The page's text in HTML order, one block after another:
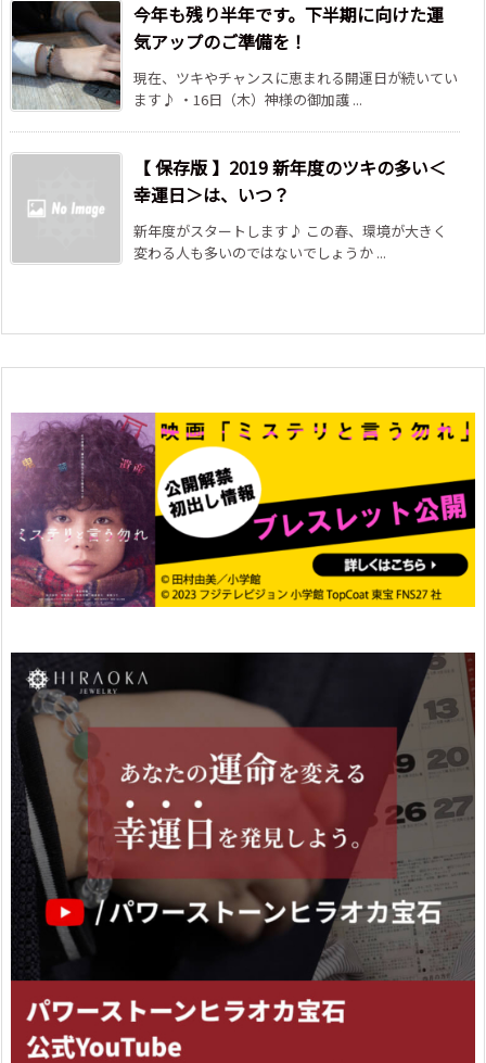
今年も残り半年です。下半期に向けた運
気アップのご準備を！
現在、ツキやチャンスに恵まれる開運日が続いてい
ます♪ ・16日（木）神様の御加護 ...
【 保存版 】2019 新年度のツキの多い＜
幸運日＞は、いつ？
新年度がスタートします♪ この春、環境が大きく
変わる人も多いのではないでしょうか ...